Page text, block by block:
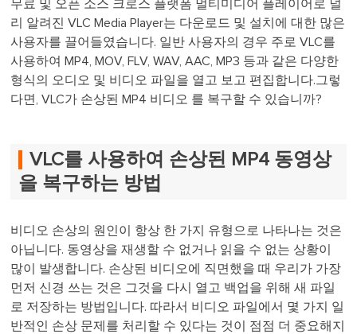
무료 및 오픈 소스 크로스 플랫폼 멀티미디어 플레이어로 널
리 알려진 VLC Media Player는 다운로드 및 설치에 대한 많은
사용자를 끌어들였습니다. 일반 사용자의 경우 주로 VLC를
사용하여 MP4, MOV, FLV, WAV, AAC, MP3 등과 같은 다양한
형식의 오디오 및 비디오 파일을 열고 보고 편집합니다.그렇
다면, VLC가 손상된 MP4 비디오 를 복구할 수 있습니까?
VLC를 사용하여 손상된 MP4 동영상
을 복구하는 방법
비디오 손상의 원인이 항상 한 가지 유형으로 나타나는 것은
아닙니다. 동영상을 재생할 수 없거나 읽을 수 없는 상황이
많이 발생합니다. 손상된 비디오에 직면했을 때 우리가 가장
먼저 신경 쓰는 것은 그것을 다시 열고 백업을 위해 새 파일
로 저장하는 방법입니다. 따라서 비디오 파일에서 몇 가지 일
반적인 손상 문제를 처리할 수 있다는 것이 점점 더 중요해지